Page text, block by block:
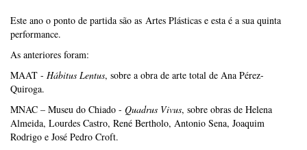
Este ano o ponto de partida são as Artes Plásticas e esta é a sua quinta
performance.
As anteriores foram:
MAAT - Hábitus Lentus, sobre a obra de arte total de Ana Pérez-
Quiroga.
MNAC – Museu do Chiado - Quadrus Vivus, sobre obras de Helena
Almeida, Lourdes Castro, René Bertholo, Antonio Sena, Joaquim
Rodrigo e José Pedro Croft.